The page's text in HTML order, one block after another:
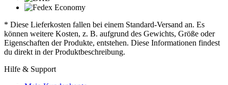
* Diese Lieferkosten fallen bei einem Standard-Versand an. Es
können weitere Kosten, z. B. aufgrund des Gewichts, Größe oder
Eigenschaften der Produkte, entstehen. Diese Informationen findest
du direkt in der Produktbeschreibung.
Hilfe & Support